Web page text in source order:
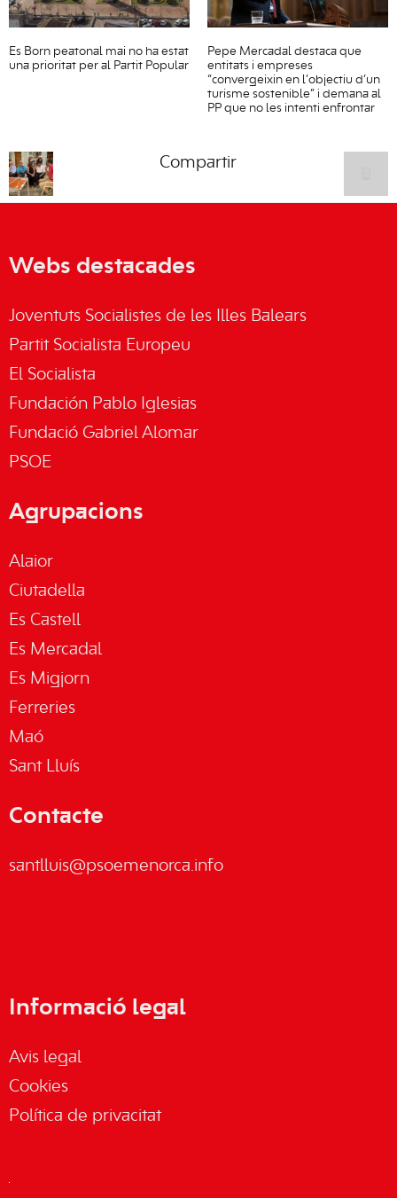
Es Born peatonal mai no ha estat
una prioritat per al Partit Popular
Pepe Mercadal destaca que
entitats i empreses
“convergeixin en l’objectiu d’un
turisme sostenible” i demana al
PP que no les intenti enfrontar
Compartir
Webs destacades
Joventuts Socialistes de les Illes Balears
Partit Socialista Europeu
El Socialista
Fundación Pablo Iglesias
Fundació Gabriel Alomar
PSOE
Agrupacions
Alaior
Ciutadella
Es Castell
Es Mercadal
Es Migjorn
Ferreries
Maó
Sant Lluís
Contacte
santlluis@psoemenorca.info
Informació legal
Avis legal
Cookies
Política de privacitat